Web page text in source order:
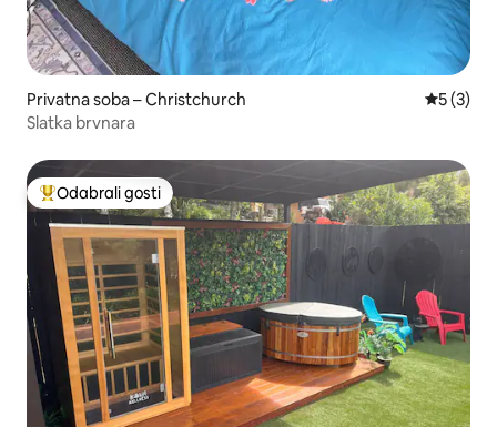
Privatna soba – Christchurch
5 (3)
Slatka brvnara
Među najviše rangiranima s oznakom „Odabrali gosti”
Odabrali gosti